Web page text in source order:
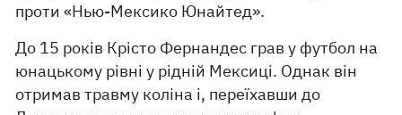
проти «Нью-Мексико Юнайтед».
До 15 років Крісто Фернандес грав у футбол на
юнацькому рівні у рідній Мексиці. Однак він
отримав травму коліна і, переїхавши до